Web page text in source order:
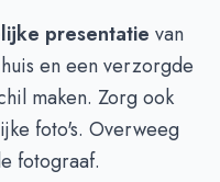
presentatie van
en een verzorgde
maken. Zorg ook
foto's. Overweeg
fotograaf.